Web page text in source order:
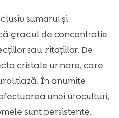
sumarul și
gradul de concentrație
sau iritațiilor. De
cristale urinare, care
În anumite
unei uroculturi,
sunt persistente.